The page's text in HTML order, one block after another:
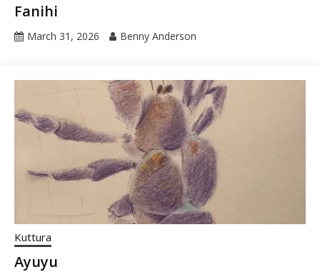
Fanihi
March 31, 2026 Benny Anderson
Kuttura
Ayuyu